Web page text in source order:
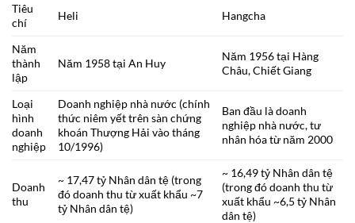
Tiêu
chí
Heli Hangcha
Năm
thành
lập
Năm 1958 tại An Huy
Năm 1956 tại Hàng
Châu, Chiết Giang
Loại
hình
doanh
nghiệp
Doanh nghiệp nhà nước (chính
thức niêm yết trên sàn chứng
khoán Thượng Hải vào tháng
10/1996)
Ban đầu là doanh
nghiệp nhà nước, tư
nhân hóa từ năm 2000
Doanh
thu
~ 17,47 tỷ Nhân dân tệ (trong
đó doanh thu từ xuất khẩu ~7
tỷ Nhân dân tệ)
~ 16,49 tỷ Nhân dân tệ
(trong đó doanh thu từ
xuất khẩu ~6,5 tỷ Nhân
dân tệ)